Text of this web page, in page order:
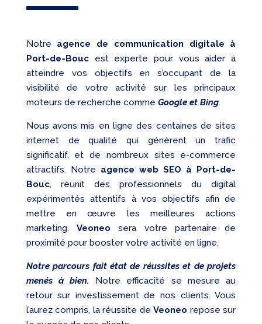
Notre agence de communication digitale à
Port-de-Boucest experte pour vous aider à
atteindre vos objectifs en s’occupant de la
visibilité de votre activité sur les principaux
moteurs de recherche comme Google et Bing.
Nous avons mis en ligne des centaines de sites
internet de qualité qui génèrent un trafic
significatif, et de nombreux sites e-commerce
attractifs. Notre agence web SEO à Port-de-
Bouc, réunit des professionnels du digital
expérimentés attentifs à vos objectifs afin de
mettre en œuvre les meilleures actions
marketing.Veoneo sera votre partenaire de
proximité pour booster votre activité en ligne.
Notre parcours fait état de réussites et de projets
menés à bien. Notre efficacité se mesure au
retour sur investissement de nos clients. Vous
l’aurez compris, la réussite deVeoneo repose sur